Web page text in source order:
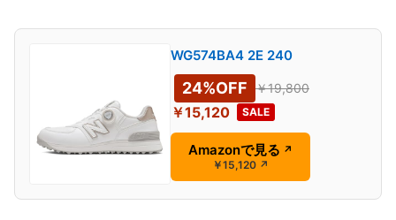
WG574BA4 2E 240
￥19,800
￥15,120 SALE
24%OFF
Amazonで見る ↗
￥15,120 ↗